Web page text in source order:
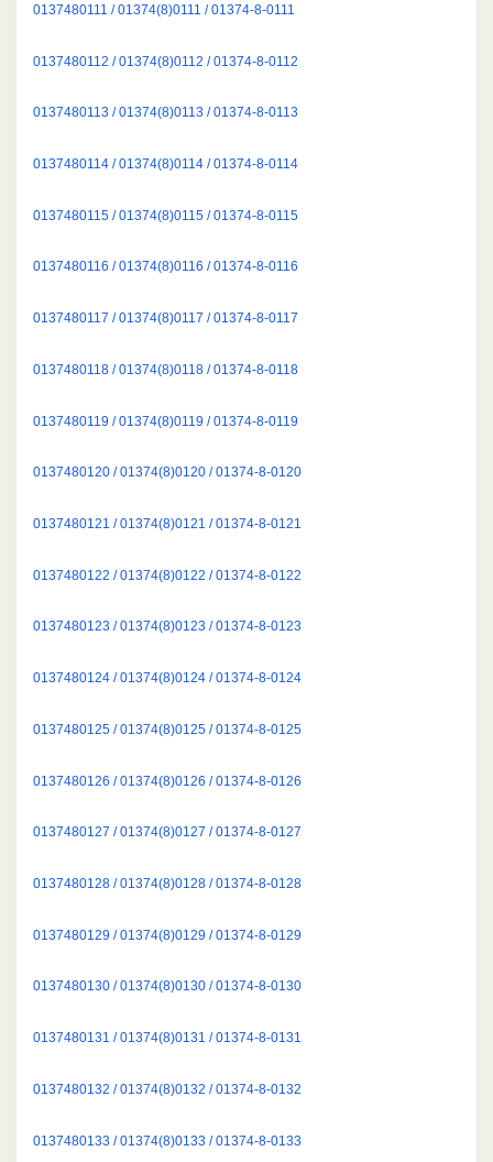
0137480111 / 01374(8)0111 / 01374-8-0111
0137480112 / 01374(8)0112 / 01374-8-0112
0137480113 / 01374(8)0113 / 01374-8-0113
0137480114 / 01374(8)0114 / 01374-8-0114
0137480115 / 01374(8)0115 / 01374-8-0115
0137480116 / 01374(8)0116 / 01374-8-0116
0137480117 / 01374(8)0117 / 01374-8-0117
0137480118 / 01374(8)0118 / 01374-8-0118
0137480119 / 01374(8)0119 / 01374-8-0119
0137480120 / 01374(8)0120 / 01374-8-0120
0137480121 / 01374(8)0121 / 01374-8-0121
0137480122 / 01374(8)0122 / 01374-8-0122
0137480123 / 01374(8)0123 / 01374-8-0123
0137480124 / 01374(8)0124 / 01374-8-0124
0137480125 / 01374(8)0125 / 01374-8-0125
0137480126 / 01374(8)0126 / 01374-8-0126
0137480127 / 01374(8)0127 / 01374-8-0127
0137480128 / 01374(8)0128 / 01374-8-0128
0137480129 / 01374(8)0129 / 01374-8-0129
0137480130 / 01374(8)0130 / 01374-8-0130
0137480131 / 01374(8)0131 / 01374-8-0131
0137480132 / 01374(8)0132 / 01374-8-0132
0137480133 / 01374(8)0133 / 01374-8-0133